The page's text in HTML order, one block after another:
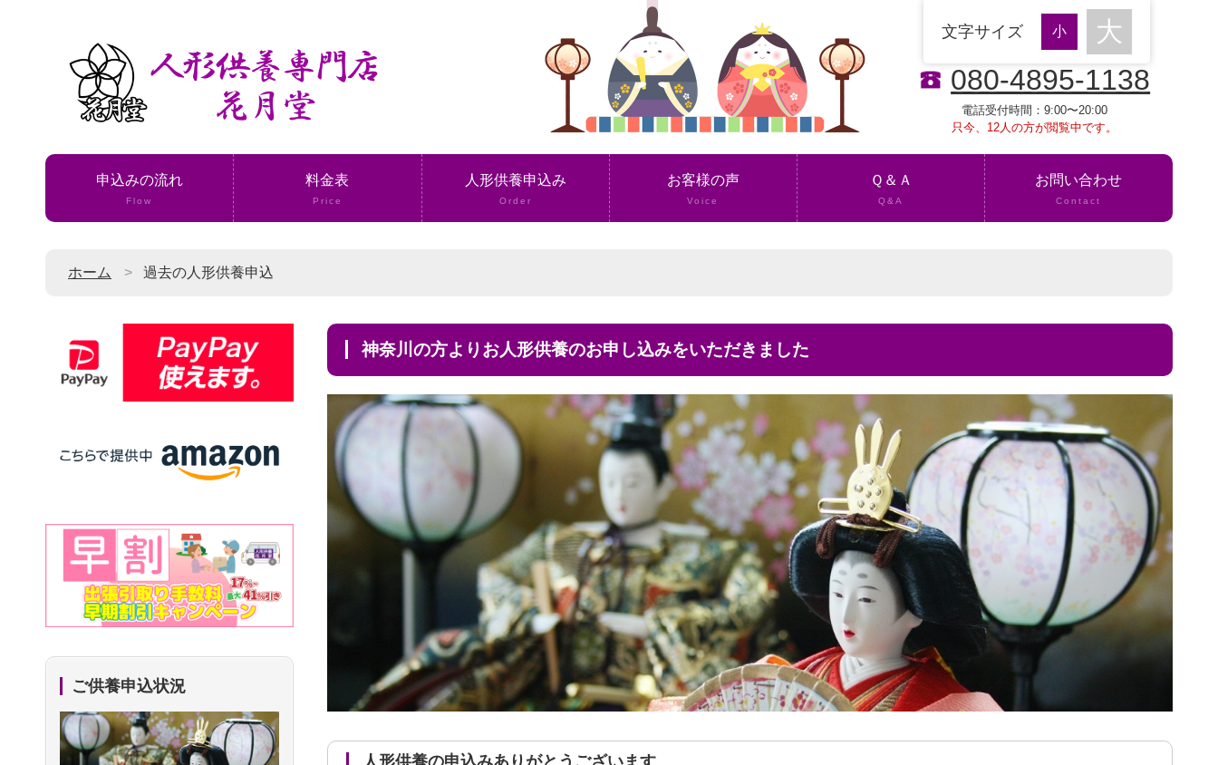
080-4895-1138
電話受付時間：9:00〜20:00
只今、12人の方が閲覧中です。
文字サイズ
申込みの流れ
Flow
料金表
Price
人形供養申込み
Order
お客様の声
Voice
Ｑ＆Ａ
Q&A
お問い合わせ
Contact
ホーム 過去の人形供養申込
神奈川の方よりお人形供養のお申し込みをいただきました
人形供養の申込みありがとうございます
ご供養申込状況